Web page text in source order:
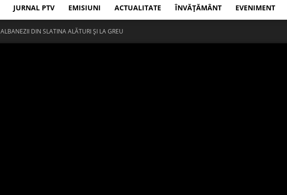
JURNAL PTV EMISIUNI ACTUALITATE ÎNVĂȚĂMÂNT EVENIMENT
ALBANEZII DIN SLATINA ALĂTURI ȘI LA GREU